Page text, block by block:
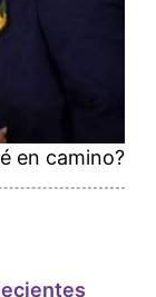
en camino?